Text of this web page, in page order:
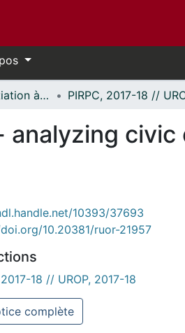
Programme d’initiation à la recherche au premier cycle (PIRPC) // Undergraduate Research Opportunity Program (UROP)
10393/37693
10.20381/ruor-21957
2017-18 // UROP, 2017-18
complète